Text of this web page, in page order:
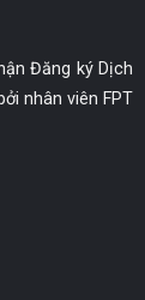
Đăng ký Dịch
nhân viên FPT